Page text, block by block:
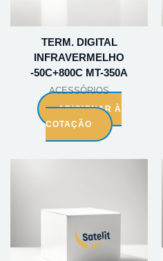
TERM. DIGITAL
INFRAVERMELHO
-50C+800C MT-350A
ACESSÓRIOS
ADICIONAR À
COTAÇÃO